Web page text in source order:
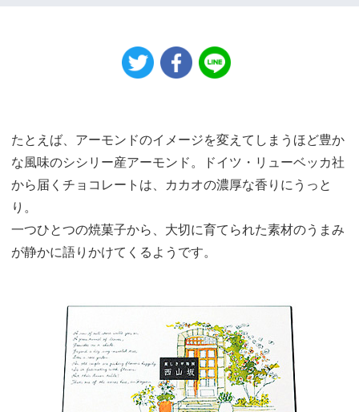
たとえば、アーモンドのイメージを変えてしまうほど豊か
な風味のシシリー産アーモンド。ドイツ・リューベッカ社
から届くチョコレートは、カカオの濃厚な香りにうっと
り。
一つひとつの焼菓子から、大切に育てられた素材のうまみ
が静かに語りかけてくるようです。